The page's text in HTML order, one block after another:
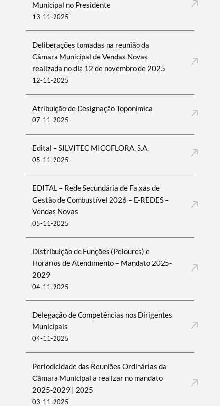
Municipal no Presidente
13-11-2025
Deliberações tomadas na reunião da
Câmara Municipal de Vendas Novas
realizada no dia 12 de novembro de 2025
12-11-2025
Atribuição de Designação Toponímica
07-11-2025
Edital – SILVITEC MICOFLORA, S.A.
05-11-2025
EDITAL – Rede Secundária de Faixas de
Gestão de Combustível 2026 – E-REDES –
Vendas Novas
05-11-2025
Distribuição de Funções (Pelouros) e
Horários de Atendimento – Mandato 2025-
2029
04-11-2025
Delegação de Competências nos Dirigentes
Municipais
04-11-2025
Periodicidade das Reuniões Ordinárias da
Câmara Municipal a realizar no mandato
2025-2029 | 2025
03-11-2025